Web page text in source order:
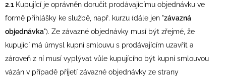
2.1 Kupující je oprávněn doručit prodávajícímu objednávku ve
formě přihlášky ke službě, např. kurzu (dále jen "závazná
objednávka"). Ze závazné objednávky musí být zřejmé, že
kupující má úmysl kupní smlouvu s prodávajícím uzavřít a
zároveň z ní musí vyplývat vůle kupujícího být kupní smlouvou
vázán v případě přijetí závazné objednávky ze strany